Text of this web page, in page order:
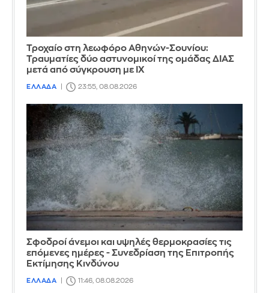
Τροχαίο στη λεωφόρο Αθηνών-Σουνίου:
Τραυματίες δύο αστυνομικοί της ομάδας ΔΙΑΣ
μετά από σύγκρουση με ΙΧ
ΕΛΛΑΔΑ 23:55, 08.08.2026
Σφοδροί άνεμοι και υψηλές θερμοκρασίες τις
επόμενες ημέρες - Συνεδρίαση της Επιτροπής
Εκτίμησης Κινδύνου
ΕΛΛΑΔΑ 11:46, 08.08.2026